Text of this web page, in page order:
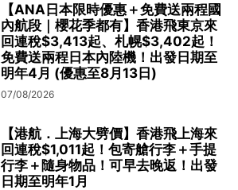
【ANA日本限時優惠＋免費送兩程國
內航段｜櫻花季都有】香港飛東京來
回連稅$3,413起、札幌$3,402起！
免費送兩程日本內陸機！出發日期至
明年4月 (優惠至8月13日)
07/08/2026
【港航．上海大劈價】香港飛上海來
回連稅$1,011起！包寄艙行李＋手提
行李＋隨身物品！可早去晚返！出發
日期至明年1月